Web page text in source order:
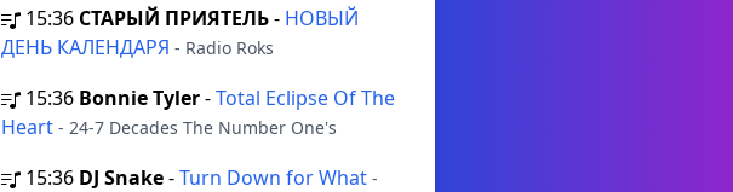
15:36 СТАРЫЙ ПРИЯТЕЛЬ- НОВЫЙ
ДЕНЬ КАЛЕНДАРЯ - Radio Roks
15:36 Bonnie Tyler-Total Eclipse Of The
Heart - 24-7 Decades The Number One's
15:36 DJ Snake-Turn Down for What -